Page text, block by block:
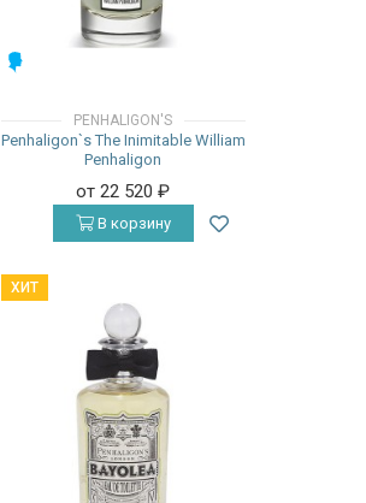
PENHALIGON'S
Penhaligon`s The Inimitable William
Penhaligon
от 22 520₽
В корзину
ХИТ